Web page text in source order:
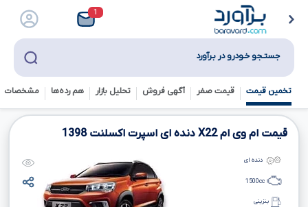
1
جستـجو خـودرو در بـرآورد
تخمین قیمت قیمت صفر آگهی فروش تحلیل بازار هم رده‌ها‌ مشخصات
قیمت ام وی امX22 دنده ای اسپرت اکسلنت1398
دنده ای
1500cc
بنزینی